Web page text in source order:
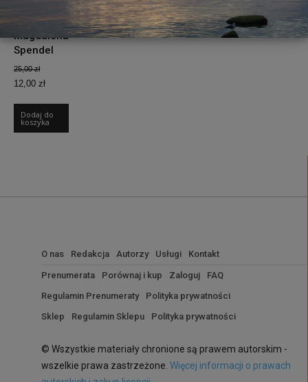
Europy,
Magdalena
Spendel
25,00zł
Pierwotna
wynosiła:
25,00 zł.
12,00 zł
wynosi:
Dodaj do
koszyka
O nas Redakcja Autorzy Usługi Kontakt
Prenumerata Porównaj i kup Zaloguj
FAQ
Regulamin Prenumeraty
Polityka prywatności
Sklep
Regulamin Sklepu Polityka prywatności
© Wszystkie materiały chronione są prawem autorskim -
wszelkie prawa zastrzeżone. Więcej informacji o prawach